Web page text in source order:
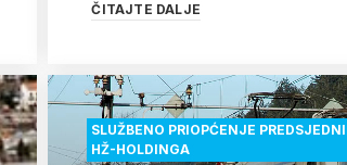
ČITAJTE DALJE
SLUŽBENO PRIOPĆENJE
HŽ-HOLDINGA